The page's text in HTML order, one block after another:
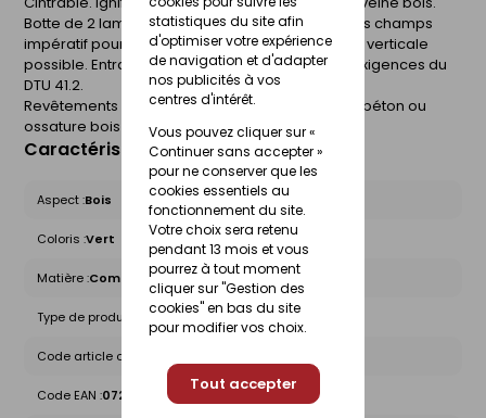
statistiques du site afin
d'optimiser votre expérience
de navigation et d'adapter
nos publicités à vos
centres d'intérêt.
Vous pouvez cliquer sur «
Continuer sans accepter »
pour ne conserver que les
cookies essentiels au
fonctionnement du site.
Votre choix sera retenu
pendant 13 mois et vous
pourrez à tout moment
cliquer sur "Gestion des
cookies" en bas du site
pour modifier vos choix.
Tout accepter
Botte de 2 lames. Garantie 15 ans. Traitement des champs
impératif pour préservation des garanties. Pose verticale
possible. Entraxe 60 cm. Produit conforme aux exigences du
DTU 41.2.
Revêtements extérieurs sur parois maçonnées, béton ou
ossature bois
Caractéristiques du produit
Aspect :Bois
Coloris :Vert
Matière :Composite
Type de produit : Bardage Autre
Code article chez le fournisseur :
Code EAN :0727396801218